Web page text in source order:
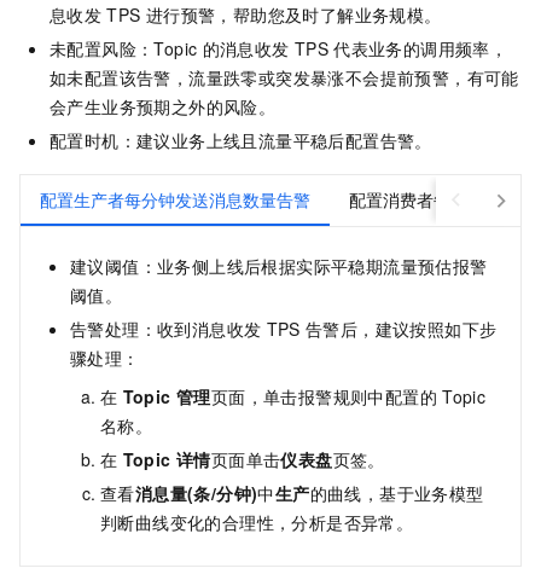
息收发 TPS 进行预警，帮助您及时了解业务规模。
未配置风险：Topic 的消息收发 TPS 代表业务的调用频率，
如未配置该告警，流量跌零或突发暴涨不会提前预警，有可能
会产生业务预期之外的风险。
配置时机：建议业务上线且流量平稳后配置告警。
配置生产者每分钟发送消息数量告警 配置消费者每分钟接收消
建议阈值：业务侧上线后根据实际平稳期流量预估报警
阈值。
告警处理：收到消息收发 TPS 告警后，建议按照如下步
骤处理：
在 Topic 管理页面，单击报警规则中配置的 Topic
名称。
在 Topic 详情页面单击仪表盘页签。
查看消息量(条/分钟)中生产的曲线，基于业务模型
判断曲线变化的合理性，分析是否异常。